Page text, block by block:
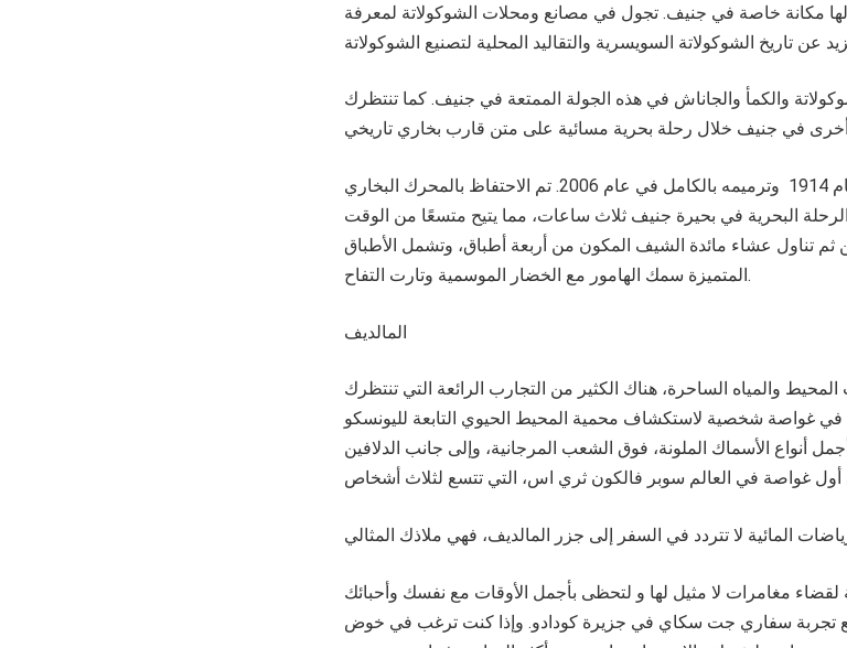
لها مكانة خاصة في جنيف. تجول في مصانع ومحلات الشوكولاتة لمعرفة
والكمأ والجاناش في هذه الجولة الممتعة في جنيف. كما تنتظرك
حيث تم بناء مركب لو ساڤوا في عام 1914 وترميمه بالكامل في عام 2006. تم الاحتفاظ بالمحرك البخاري
البحرية في بحيرة جنيف ثلاث ساعات، مما يتيح متسعًا من الوقت
ثم تناول عشاء مائدة الشيف المكون من أربعة أطباق، وتشمل الأطباق
المتميزة سمك الهامور مع الخضار الموسمية وتارت التفاح.
المالديف
والمياه الساحرة، هناك الكثير من التجارب الرائعة التي تنتظرك
غواصة شخصية لاستكشاف محمية المحيط الحيوي التابعة لليونسكو
أنواع الأسماك الملونة، فوق الشعب المرجانية، وإلى جانب الدلافين
مغامرات لا مثيل لها و لتحظى بأجمل الأوقات مع نفسك وأحبائك
مع تجربة سفاري جت سكاي في جزيرة كودادو. وإذا كنت ترغب في خوض